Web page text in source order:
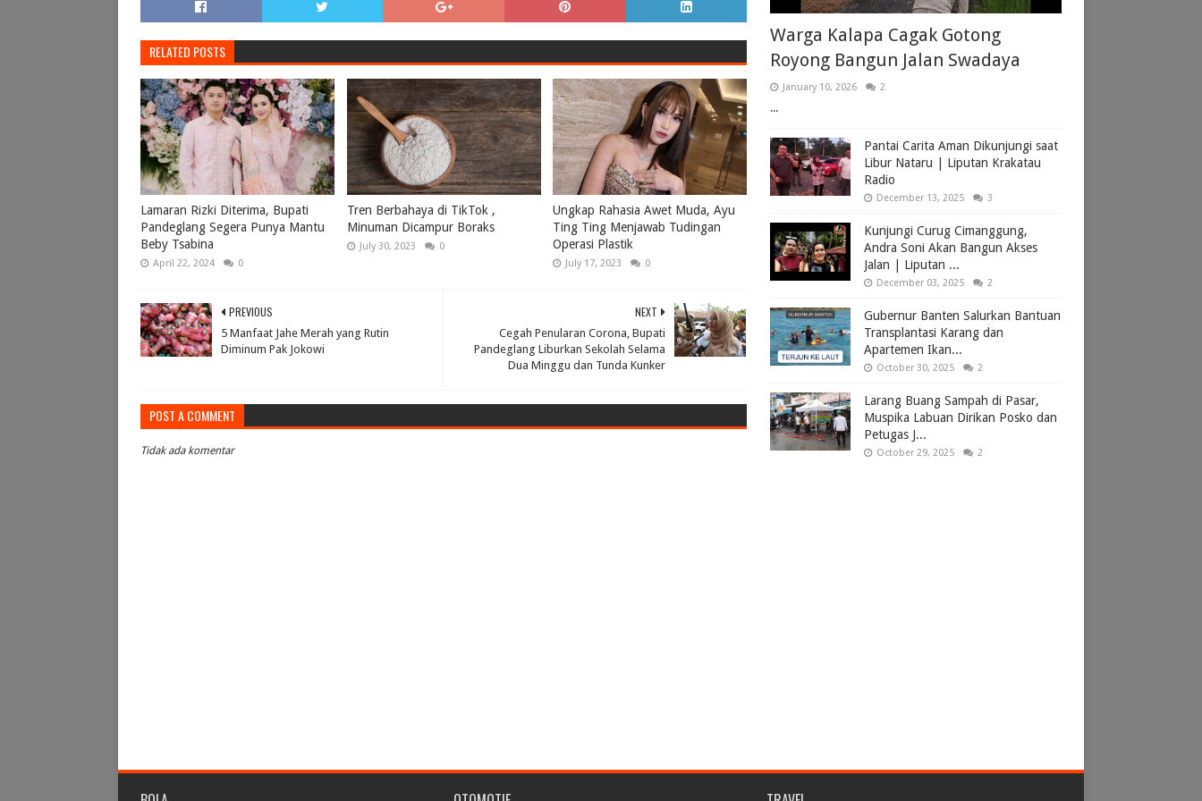
RELATED POSTS
Lamaran Rizki Diterima, Bupati
Pandeglang Segera Punya Mantu
Beby Tsabina
April 22, 2024 0
Tren Berbahaya di TikTok ,
Minuman Dicampur Boraks
July 30, 2023 0
Ungkap Rahasia Awet Muda, Ayu
Ting Ting Menjawab Tudingan
Operasi Plastik
July 17, 2023 0
NEXT
Cegah Penularan Corona, Bupati
Pandeglang Liburkan Sekolah Selama
Dua Minggu dan Tunda Kunker
PREVIOUS
5 Manfaat Jahe Merah yang Rutin
Diminum Pak Jokowi
POST A COMMENT
Tidak ada komentar
Warga Kalapa Cagak Gotong
Royong Bangun Jalan Swadaya
January 10, 2026 2
...
Pantai Carita Aman Dikunjungi saat
Libur Nataru | Liputan Krakatau
Radio
December 13, 2025 3
Kunjungi Curug Cimanggung,
Andra Soni Akan Bangun Akses
Jalan | Liputan ...
December 03, 2025 2
Gubernur Banten Salurkan Bantuan
Transplantasi Karang dan
Apartemen Ikan...
October 30, 2025 2
Larang Buang Sampah di Pasar,
Muspika Labuan Dirikan Posko dan
Petugas J...
October 29, 2025 2